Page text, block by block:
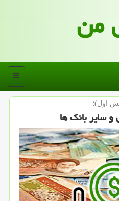
من
منو
اول)؛
سایر بانك ها